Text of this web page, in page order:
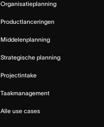
Organisatieplanning
Productlanceringen
Middelenplanning
Strategische planning
Projectintake
Taakmanagement
Alle use cases